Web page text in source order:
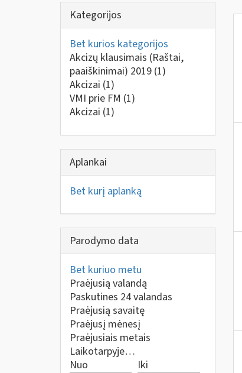
Kategorijos
Bet kurios kategorijos
Akcizų klausimais (Raštai,
paaiškinimai) 2019 (1)
Akcizai (1)
VMI prie FM (1)
Akcizai (1)
Aplankai
Bet kurį aplanką
Parodymo data
Bet kuriuo metu
Praėjusią valandą
Paskutines 24 valandas
Praėjusią savaitę
Praėjusį mėnesį
Praėjusiais metais
Laikotarpyje…
Nuo
Iki